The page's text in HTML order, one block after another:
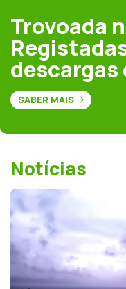
Trovoada
SABER MAIS
Notícias